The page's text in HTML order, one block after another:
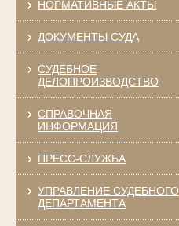
НОРМАТИВНЫЕ АКТЫ
ДОКУМЕНТЫ СУДА
СУДЕБНОЕ
ДЕЛОПРОИЗВОДСТВО
СПРАВОЧНАЯ
ИНФОРМАЦИЯ
ПРЕСС-СЛУЖБА
УПРАВЛЕНИЕ СУДЕБНОГО
ДЕПАРТАМЕНТА